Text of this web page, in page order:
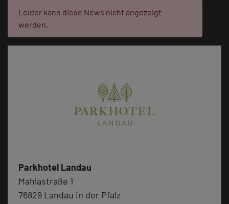
Fehler:
Leider kann diese News nicht angezeigt
werden.
Parkhotel Landau
Mahlastraße 1
76829 Landau in der Pfalz